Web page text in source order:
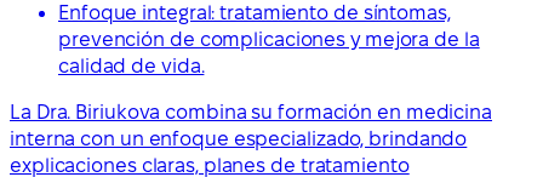
Enfoque integral: tratamiento de síntomas,
prevención de complicaciones y mejora de la
calidad de vida.
La Dra. Biriukova combina su formación en medicina
interna con un enfoque especializado, brindando
explicaciones claras, planes de tratamiento